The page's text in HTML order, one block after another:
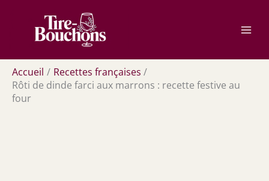
contenu
Accueil
Recettes françaises
Rôti de dinde farci aux marrons : recette festive au
four